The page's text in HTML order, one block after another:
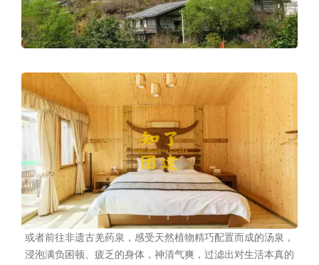
或者前往非遗古羌药泉，感受天然植物精巧配置而成的汤泉，
浸泡满负困顿、疲乏的身体，神清气爽，过滤出对生活本真的